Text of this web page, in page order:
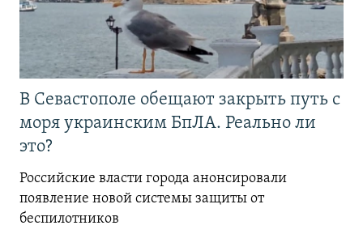
В Севастополе обещают закрыть путь с
моря украинским БпЛА. Реально ли
это?
Российские власти города анонсировали
появление новой системы защиты от
беспилотников